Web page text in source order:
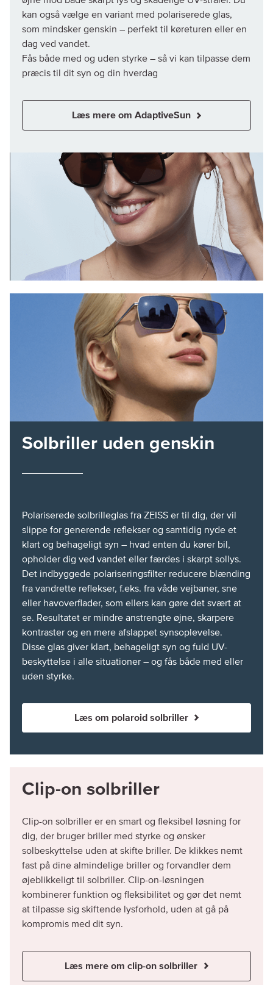
kan også vælge en variant med polariserede glas,
som mindsker genskin – perfekt til køreturen eller en
dag ved vandet.
Fås både med og uden styrke – så vi kan tilpasse dem
Læs mere om AdaptiveSun
Solbriller uden genskin
Polariserede solbrilleglas fra ZEISS er til dig, der vil
slippe for generende reflekser og samtidig nyde et
klart og behageligt syn – hvad enten du kører bil,
opholder dig ved vandet eller færdes i skarpt sollys.
Det indbyggede polariseringsfilter reducere blænding
fra vandrette reflekser, f.eks. fra våde vejbaner, sne
eller havoverflader, som ellers kan gøre det svært at
se. Resultatet er mindre anstrengte øjne, skarpere
kontraster og en mere afslappet synsoplevelse.
Disse glas giver klart, behageligt syn og fuld UV-
beskyttelse i alle situationer – og fås både med eller
uden styrke.
Læs om polaroid solbriller
Clip-on solbriller
Clip-on solbriller er en smart og fleksibel løsning for
dig, der bruger briller med styrke og ønsker
solbeskyttelse uden at skifte briller. De klikkes nemt
fast på dine almindelige briller og forvandler dem
øjeblikkeligt til solbriller. Clip-on-løsningen
kombinerer funktion og fleksibilitet og gør det nemt
at tilpasse sig skiftende lysforhold, uden at gå på
kompromis med dit syn.
Læs mere om clip-on solbriller